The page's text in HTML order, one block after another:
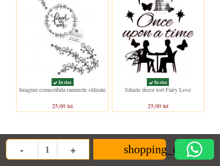
- Quantity + shopping_cart
In stoc
Imagine comestibila ramurele stilizate
25,00 lei
In stoc
Siluete decor tort Fairy Love
25,00 lei